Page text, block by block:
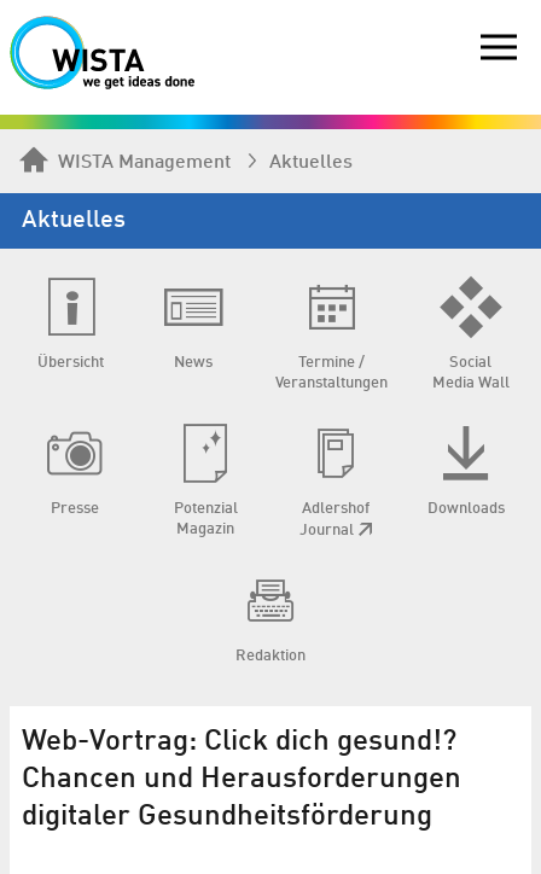
WISTA Management Aktuelles
Aktuelles
Übersicht News
Termine /
Veranstaltungen
Social
Media Wall
Presse
Potenzial
Magazin
Adlershof
Journal
Downloads
Redaktion
Web-Vortrag: Click dich gesund!?
Chancen und Herausforderungen
digitaler Gesundheitsförderung